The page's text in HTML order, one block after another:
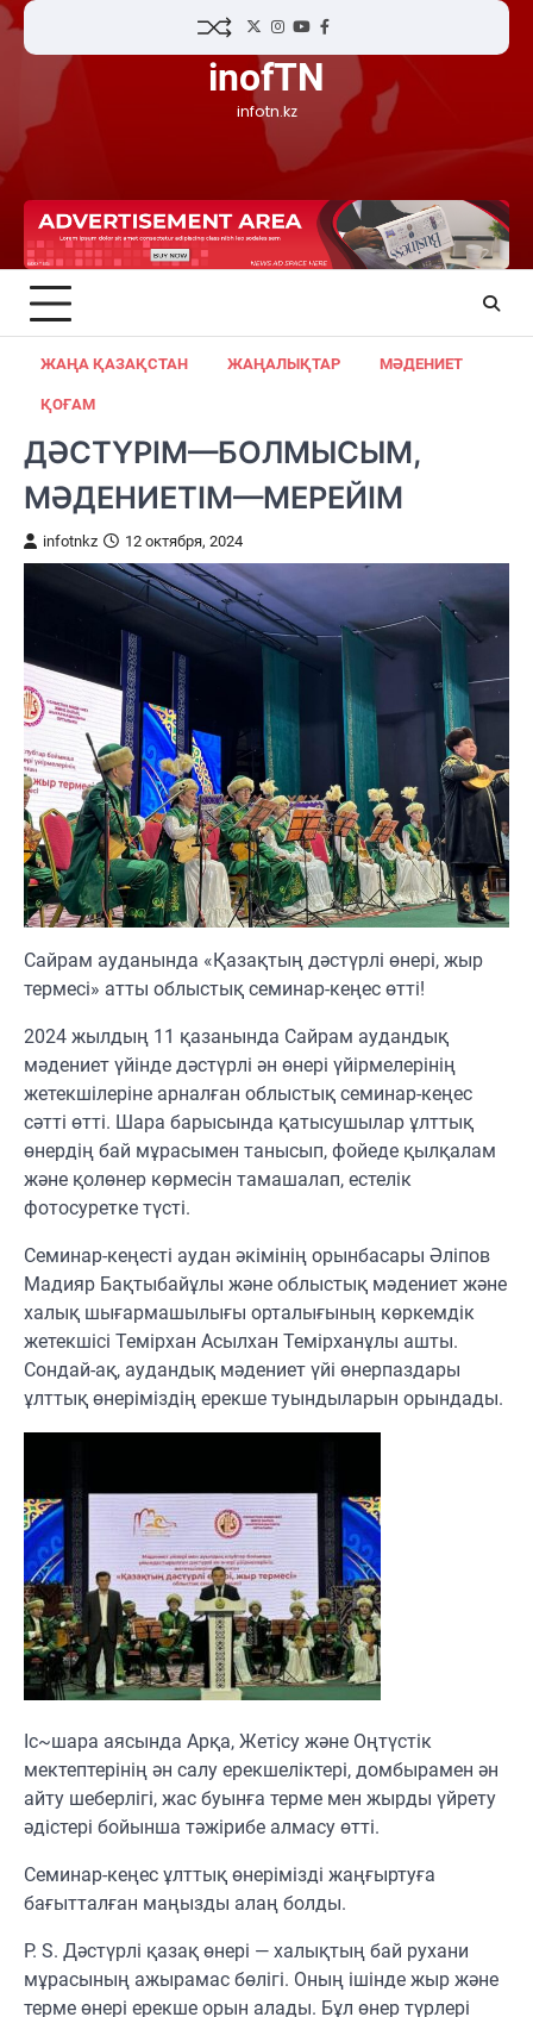
Skip
content
TwitterInstagram
YouTubeFacebook
inofTN
infotn.kz
ЖАҢА ҚАЗАҚСТАН ЖАҢАЛЫҚТАР МӘДЕНИЕТ
ҚОҒАМ
ДӘСТҮРІМ—БОЛМЫСЫМ,
МӘДЕНИЕТІМ—МЕРЕЙІМ
infotnkz 12 октября, 2024
Сайрам ауданында «Қазақтың дәстүрлі өнері, жыр
термесі» атты облыстық семинар-кеңес өтті!
2024 жылдың 11 қазанында Сайрам аудандық
мәдениет үйінде дәстүрлі ән өнері үйірмелерінің
жетекшілеріне арналған облыстық семинар-кеңес
сәтті өтті. Шара барысында қатысушылар ұлттық
өнердің бай мұрасымен танысып, фойеде қылқалам
және қолөнер көрмесін тамашалап, естелік
фотосуретке түсті.
Семинар-кеңесті аудан әкімінің орынбасары Әліпов
Мадияр Бақтыбайұлы және облыстық мәдениет және
халық шығармашылығы орталығының көркемдік
жетекшісі Темірхан Асылхан Темірханұлы ашты.
Сондай-ақ, аудандық мәдениет үйі өнерпаздары
ұлттық өнеріміздің ерекше туындыларын орындады.
Іс~шара аясында Арқа, Жетісу және Оңтүстік
мектептерінің ән салу ерекшеліктері, домбырамен ән
айту шеберлігі, жас буынға терме мен жырды үйрету
әдістері бойынша тәжірибе алмасу өтті.
Семинар-кеңес ұлттық өнерімізді жаңғыртуға
бағытталған маңызды алаң болды.
P. S. Дәстүрлі қазақ өнері — халықтың бай рухани
мұрасының ажырамас бөлігі. Оның ішінде жыр және
терме өнері ерекше орын алады. Бұл өнер түрлері